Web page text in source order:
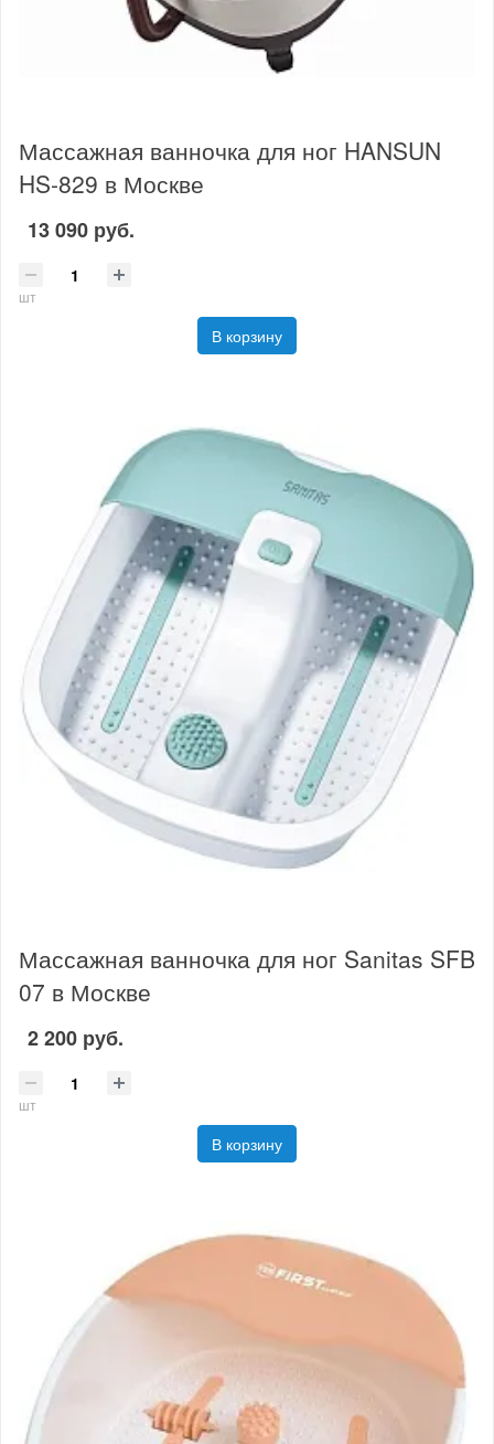
Массажная ванночка для ног HANSUN
HS-829 в Москве
13 090 руб.
шт
В корзину
Массажная ванночка для ног Sanitas SFB
07 в Москве
2 200 руб.
шт
В корзину